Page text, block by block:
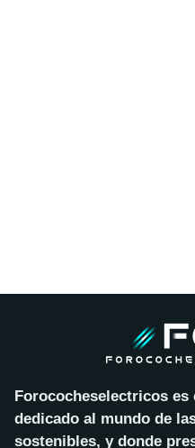
Forococheselectricos
dedicado al mundo de
sostenibles, y donde